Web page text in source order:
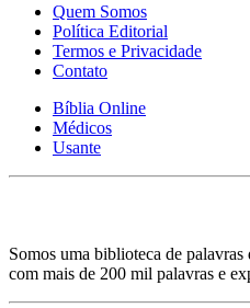
Quem Somos
Política Editorial
Termos e Privacidade
Contato
Bíblia Online
Médicos
Usante
Somos uma biblioteca de
com mais de 200 mil palavras e